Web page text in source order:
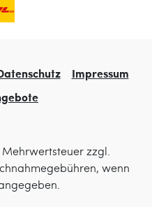
Impressum
zzgl.
wenn